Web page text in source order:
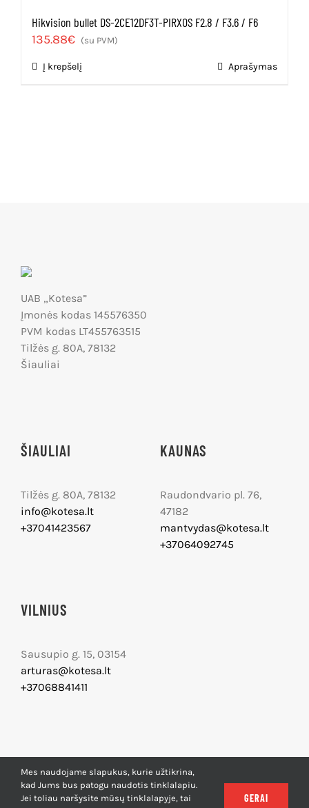
Hikvision bullet DS-2CE12DF3T-PIRXOS F2.8 / F3.6 / F6
135.88€ (su PVM)
Į krepšelį Aprašymas
UAB „Kotesa”
Įmonės kodas 145576350
PVM kodas LT455763515
Tilžės g. 80A, 78132
Šiauliai
ŠIAULIAI
Tilžės g. 80A, 78132
info@kotesa.lt
+37041423567
KAUNAS
Raudondvario pl. 76,
47182
mantvydas@kotesa.lt
+37064092745
VILNIUS
Sausupio g. 15, 03154
arturas@kotesa.lt
+37068841411
Mes naudojame slapukus, kurie užtikrina,
kad Jums bus patogu naudotis tinklalapiu.
Jei toliau naršysite mūsų tinklalapyje, tai
GERAI